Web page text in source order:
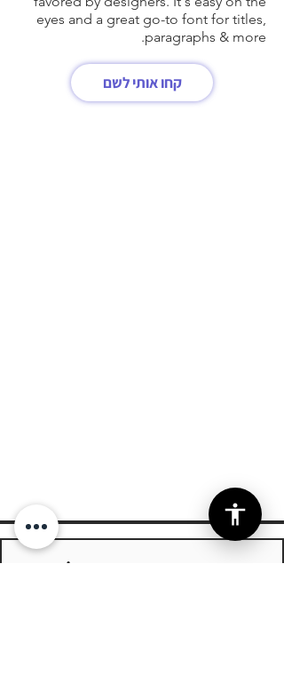
eyes and a great go-to font for titles,
paragraphs & more.
קחו אותי לשם
גם אני רוצה עדכונים אחת לרבעון